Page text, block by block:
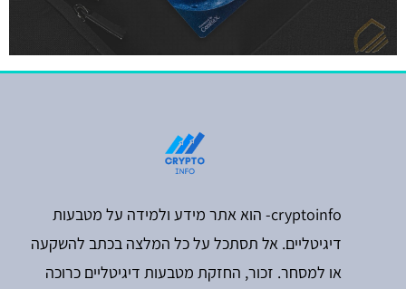
cryptoinfo- הוא אתר מידע ולמידה על מטבעות
דיגיטליים. אל תסתכל על כל המלצה בכתב להשקעה
או למסחר. זכור, החזקת מטבעות דיגיטליים כרוכה